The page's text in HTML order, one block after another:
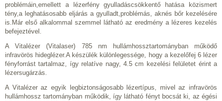
problémáin,emellett a lézerfény gyulladáscsökkentő hatása közismert
tény,a leghatásosabb eljárás a gyulladt,problémás, aknés bőr kezelésére
is.Már első alkalommal szemmel látható az eredmény a lézeres kezelés
befejeztével.
A Vitalézer (Vitalaser) 785 nm hullámhossztartományban működő
infravörös hideglézer.A készülék különlegessége, hogy a kezelőfej 6 lézer
fényforrást tartalmaz, így relatíve nagy, 4.5 cm kezelési felületet érint a
lézersugárzás.
A Vitalézer az egyik legbiztonságosabb lézertípus, mivel az infravörös
hullámhossz tartományban működik, így látható fényt bocsát ki, az égési